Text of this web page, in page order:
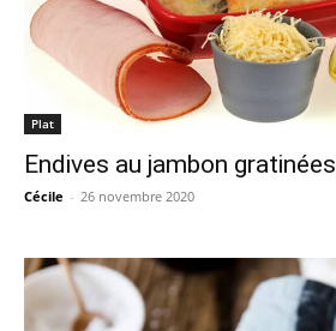
Plat
Endives au jambon gratinées
Cécile - 26 novembre 2020